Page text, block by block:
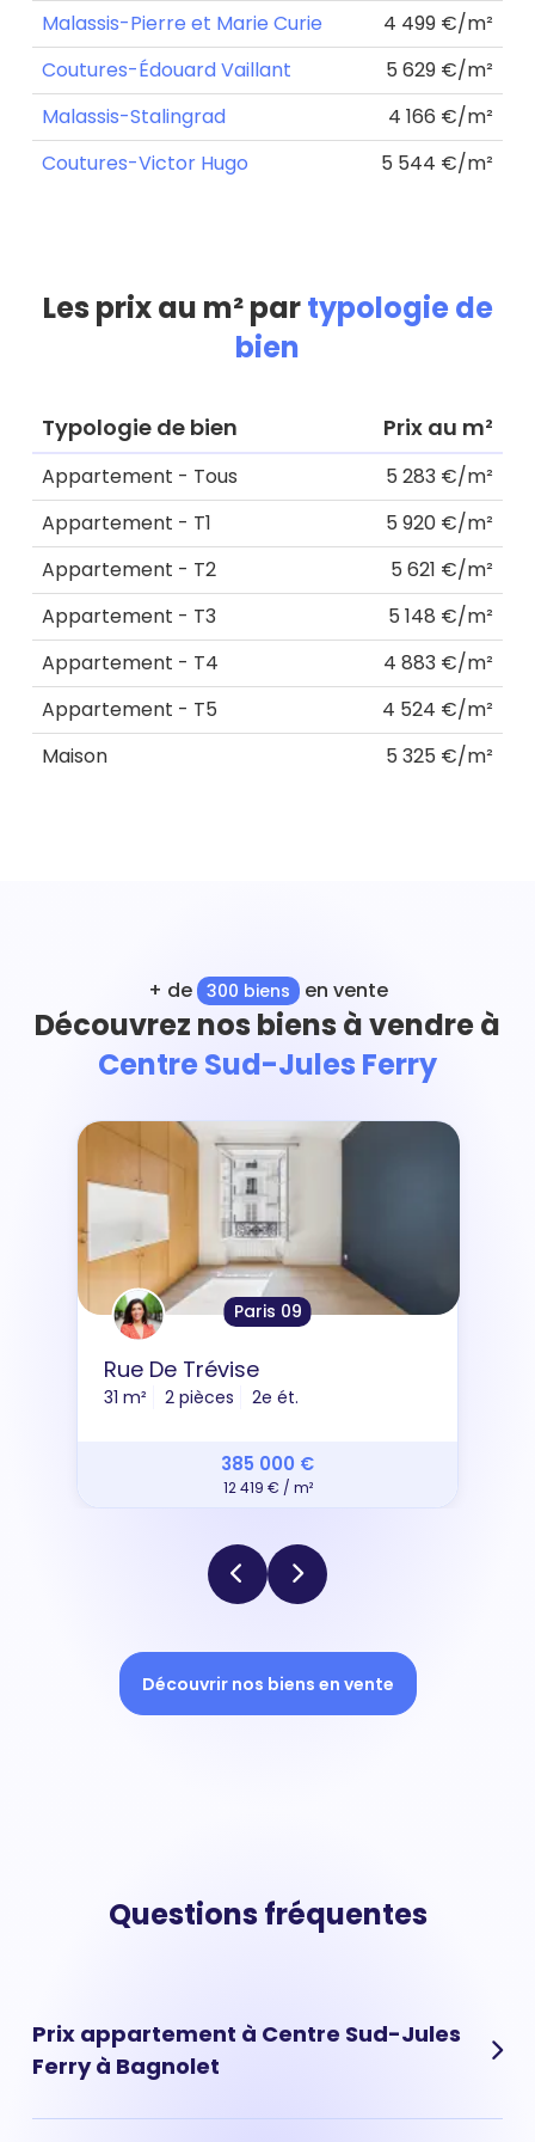
Malassis-Pierre et Marie Curie
4 499 €/m²
Coutures-Édouard Vaillant
5 629 €/m²
Malassis-Stalingrad
4 166 €/m²
Coutures-Victor Hugo
5 544 €/m²
Les prix au m² partypologie de
bien
Typologie de bien Prix au m²
Appartement - Tous
5 283 €/m²
Appartement - T1
5 920 €/m²
Appartement - T2
5 621 €/m²
Appartement - T3
5 148 €/m²
Appartement - T4
4 883 €/m²
Appartement - T5
4 524 €/m²
Maison
5 325 €/m²
+ de 300 biens en vente
Découvrez nos biens à vendre à
Centre Sud-Jules Ferry
Paris 09
Rue De Trévise
31 m² 2 pièces 2e ét.
385 000 €
12 419 € / m²
Découvrir nos biens en vente
Questions fréquentes
Prix appartement à Centre Sud-Jules
Ferry à Bagnolet